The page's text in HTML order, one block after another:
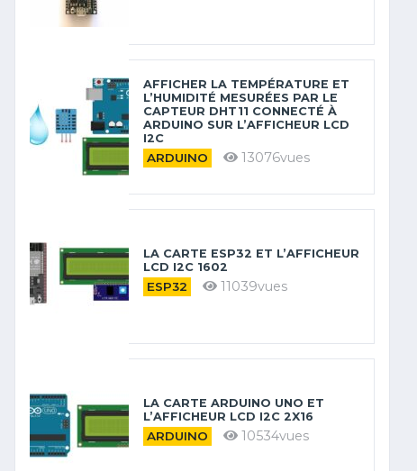
AFFICHER LA TEMPÉRATURE ET
L’HUMIDITÉ MESURÉES PAR LE
CAPTEUR DHT11 CONNECTÉ À
ARDUINO SUR L’AFFICHEUR LCD
I2C
ARDUINO 13076vues
LA CARTE ESP32 ET L’AFFICHEUR
LCD I2C 1602
ESP32 11039vues
LA CARTE ARDUINO UNO ET
L’AFFICHEUR LCD I2C 2X16
ARDUINO 10534vues